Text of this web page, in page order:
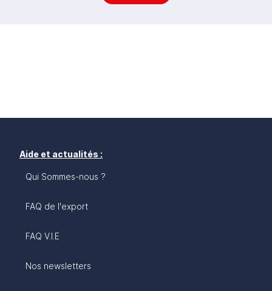
Aide et actualités :
Qui Sommes-nous ?
FAQ de l'export
FAQ V.I.E
Nos newsletters